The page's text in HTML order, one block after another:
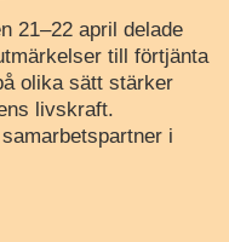
21–22 april delade
till förtjänta
olika sätt stärker
livskraft.
i